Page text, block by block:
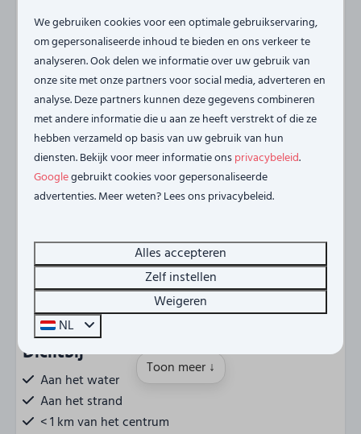
verrassen door deze Zeeuwse parel!
Let op! Zakelijke verblijven zijn in de woningen van
Vista Maris niet toegestaan.
Energielabel:
Voorzieningen
Regio
Sint-Annaland
Dichtbij
Aan het water
Aan het strand
< 1 km van het centrum
Toon meer ↓
We gebruiken cookies voor een optimale gebruikservaring,
om gepersonaliseerde inhoud te bieden en ons verkeer te
analyseren. Ook delen we informatie over uw gebruik van
onze site met onze partners voor social media, adverteren en
analyse. Deze partners kunnen deze gegevens combineren
met andere informatie die u aan ze heeft verstrekt of die ze
hebben verzameld op basis van uw gebruik van hun
diensten. Bekijk voor meer informatie onsprivacybeleid.
Googlegebruikt cookies voor gepersonaliseerde
advertenties. Meer weten? Lees ons privacybeleid.
Alles accepteren
Zelf instellen
Weigeren
NL